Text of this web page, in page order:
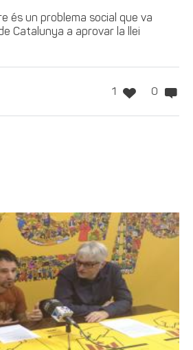
és un problema social que va
Catalunya a aprovar la llei
1 0